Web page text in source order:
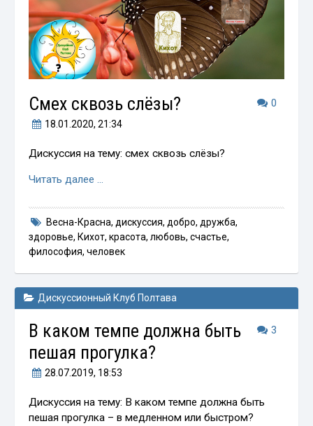
0
Смех сквозь слёзы?
18.01.2020, 21:34
Дискуссия на тему: смех сквозь слёзы?
Читать далее …
Весна-Красна, дискуссия, добро, дружба,
здоровье, Кихот,красота,любовь,счастье,
философия,человек
Дискуссионный Клуб Полтава
3
В каком темпе должна быть
пешая прогулка?
28.07.2019, 18:53
Дискуссия на тему: В каком темпе должна быть
пешая прогулка – в медленном или быстром?